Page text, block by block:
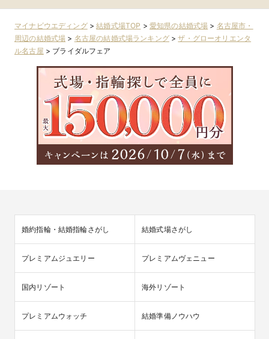
マイナビウエディング>結婚式場TOP > 愛知県の結婚式場 > 名古屋市・
周辺の結婚式場 > 名古屋の結婚式場ランキング>ザ・グローオリエンタ
ル名古屋 > ブライダルフェア
婚約指輪・結婚指輪さがし 結婚式場さがし
プレミアムジュエリー プレミアムヴェニュー
国内リゾート 海外リゾート
プレミアムウォッチ 結婚準備ノウハウ